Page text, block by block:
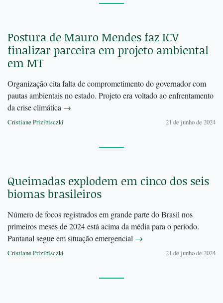
Postura de Mauro Mendes faz ICV
finalizar parceira em projeto ambiental
em MT
Organização cita falta de comprometimento do governador com
pautas ambientais no estado. Projeto era voltado ao enfrentamento
da crise climática →
Cristiane Prizibisczki 21 de junho de 2024
Queimadas explodem em cinco dos seis
biomas brasileiros
Número de focos registrados em grande parte do Brasil nos
primeiros meses de 2024 está acima da média para o período.
Pantanal segue em situação emergencial →
Cristiane Prizibisczki 21 de junho de 2024